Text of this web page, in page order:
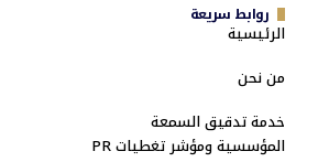
روابط سريعة
الرئيسية
من نحن
خدمة تدقيق السمعة
المؤسسية ومؤشر تغطيات PR